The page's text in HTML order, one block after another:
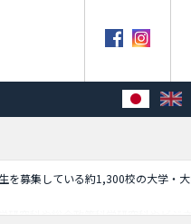
を募集している約1,300校の大学・
研究科や総合政策科学研究科やビジ